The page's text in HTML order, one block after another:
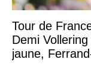
Tour de
Demi
jaune,